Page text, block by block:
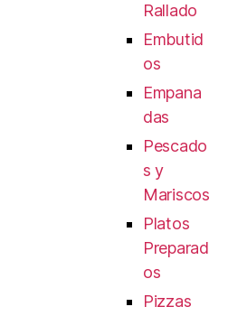
Rallado
Embutid
os
Empana
das
Pescado
s y
Mariscos
Platos
Preparad
os
Pizzas